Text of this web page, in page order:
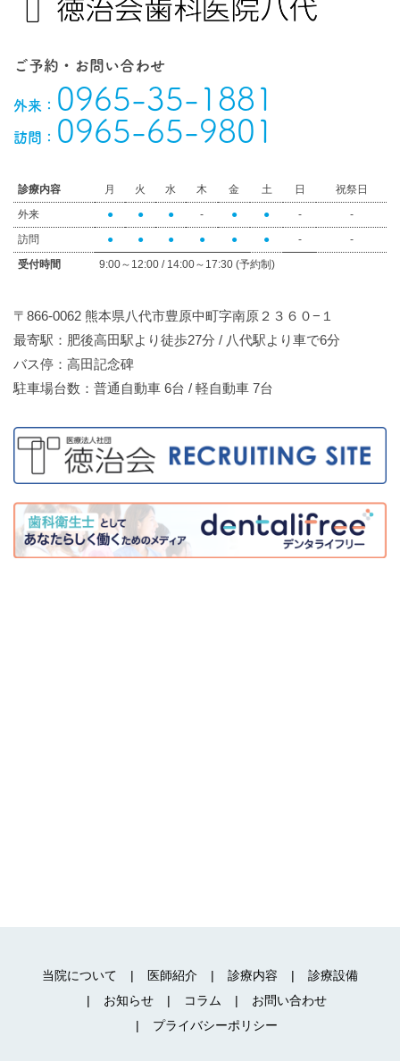
ご予約・お問い合わせ
外来： 0965-35-1881
訪問： 0965-65-9801
診療内容 月 火 水 木 金 土 日
祝祭日
外来
● ● ● - ● ● -
-
訪問
● ● ● ● ● ● -
-
受付時間
9:00～12:00 / 14:00～17:30 (予約制)
〒866-0062 熊本県八代市豊原中町字南原２３６０−１
最寄駅：肥後高田駅より徒歩27分 / 八代駅より車で6分
バス停：高田記念碑
駐車場台数：普通自動車 6台 / 軽自動車 7台
当院について 医師紹介 診療内容
診療設備
お知らせ
コラム
お問い合わせ
プライバシーポリシー